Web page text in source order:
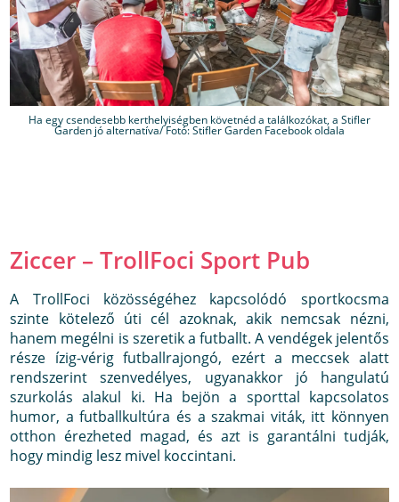
Ha egy csendesebb kerthelyiségben követnéd a találkozókat, a Stifler
Garden jó alternatíva/ Fotó: Stifler Garden Facebook oldala
Ziccer – TrollFoci Sport Pub
A TrollFoci közösségéhez kapcsolódó sportkocsma
szinte kötelező úti cél azoknak, akik nemcsak nézni,
hanem megélni is szeretik a futballt. A vendégek jelentős
része ízig-vérig futballrajongó, ezért a meccsek alatt
rendszerint szenvedélyes, ugyanakkor jó hangulatú
szurkolás alakul ki. Ha bejön a sporttal kapcsolatos
humor, a futballkultúra és a szakmai viták, itt könnyen
otthon érezheted magad, és azt is garantálni tudják,
hogy mindig lesz mivel koccintani.